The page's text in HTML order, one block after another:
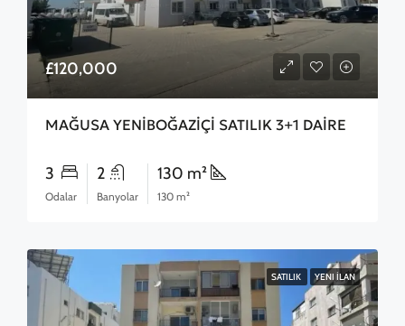
£120,000
MAĞUSA YENİBOĞAZİÇİ SATILIK 3+1 DAİRE
3
Odalar
2
Banyolar
130 m²
130 m²
SATILIK YENI İLAN